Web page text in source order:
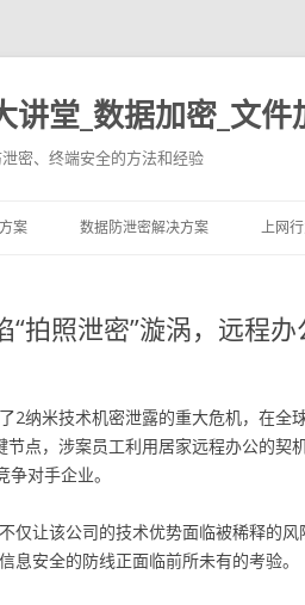
讲堂_数据加密_文件
密、终端安全的方法和经验
案 数据防泄密解决方案 上网
“拍照泄密”漩涡，远程
2纳米技术机密泄露的重大危机，在全
节点，涉案员工利用居家远程办公的契
争对手企业。
仅让该公司的技术优势面临被稀释的
息安全的防线正面临前所未有的考验。